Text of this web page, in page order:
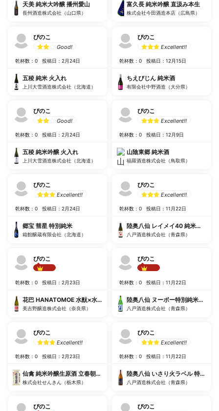
天美 純米大吟醸 播州愛山
長州酒造株式会社（山口県）
ぴのこ
Good!
乾杯数：0 投稿日：2月24日
五稜 純米 火入れ
上川大雪酒造株式会社（北海道）
ぴのこ
Good!
乾杯数：0 投稿日：2月24日
五稜 純米吟醸 火入れ
上川大雪酒造株式会社（北海道）
ぴのこ
Excellent!!
乾杯数：0 投稿日：2月24日
郷宝 彗星 特別純米
箱館醸蔵有限会社（北海道）
ぴのこ
乾杯数：0 投稿日：2月23日
花巴 HANATOMOE 水酛×水酛 火入
美吉野醸造株式会社（奈良県）
ぴのこ
Excellent!!
乾杯数：0 投稿日：2月23日
仙禽 純米吟醸生原酒 立春朝搾り
株式会社せんきん（栃木県）
ぴのこ
富久長 純米吟醸 直汲み本生
株式会社今田酒造本店（広島県）
ぴのこ
Excellent!!
乾杯数：0 投稿日：12月15日
ちえびじん 純米酒
有限会社中野酒造（大分県）
ぴのこ
Excellent!!
乾杯数：0 投稿日：12月9日
山陰東郷 純米酒
福羅酒造株式会社（鳥取県）
ぴのこ
Excellent!!
乾杯数：0 投稿日：11月22日
陸奥八仙 レイメイ40 純米大吟醸
八戸酒造株式会社（青森県）
ぴのこ
乾杯数：0 投稿日：11月22日
陸奥八仙 ヌーボー特別純米直汲み
八戸酒造株式会社（青森県）
ぴのこ
Excellent!!
乾杯数：0 投稿日：11月22日
陸奥八仙 いさり火ラベル 特別純米
八戸酒造株式会社（青森県）
ぴのこ